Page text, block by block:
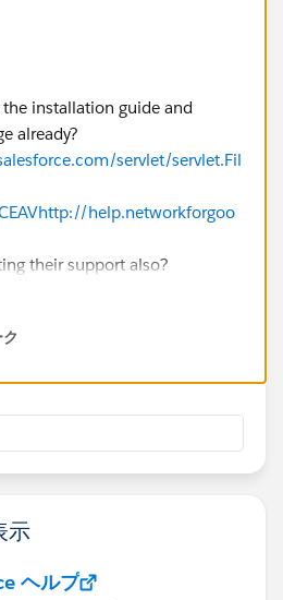
installation guide and
already?
servlet/servlet.Fil
http://help.networkforgoo
their support also?
support/
示
ヘルプ